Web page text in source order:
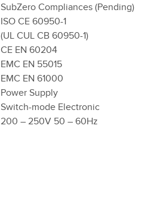
SubZero Compliances (Pending)
ISO CE 60950-1
(UL CUL CB 60950-1)
CE EN 60204
EMC EN 55015
EMC EN 61000
Power Supply
Switch-mode Electronic
200 – 250V 50 – 60Hz